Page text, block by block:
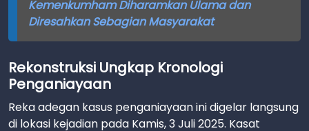
Kemenkumham Diharamkan Ulama dan
Diresahkan Sebagian Masyarakat
Rekonstruksi Ungkap Kronologi
Penganiayaan
Reka adegan kasus penganiayaan ini digelar langsung
di lokasi kejadian pada Kamis, 3 Juli 2025. Kasat